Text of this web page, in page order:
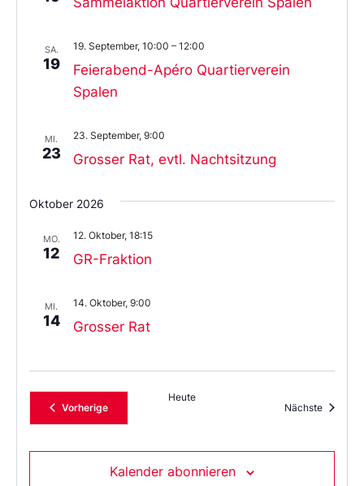
SA.
19
Feierabend-Apéro Quartierverein
Spalen
19. September, 10:00 – 12:00
MI.
23 Grosser Rat, evtl. Nachtsitzung
23. September, 9:00
Oktober 2026
MO.
12 GR-Fraktion
12. Oktober, 18:15
MI.
14 Grosser Rat
14. Oktober, 9:00
VorherigeVeranstaltungen
Heute
Nächste
Kalender abonnieren